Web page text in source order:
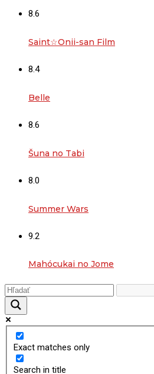
8.6
Saint☆Onii-san Film
8.4
Belle
8.6
Šuna no Tabi
8.0
Summer Wars
9.2
Mahócukai no Jome
Exact matches only
Search in title